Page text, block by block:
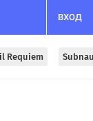
ВХОД
Requiem